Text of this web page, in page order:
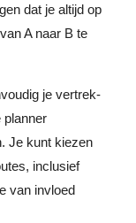
dat je altijd op
A naar B te
je vertrek-
planner
Je kunt kiezen
inclusief
van invloed